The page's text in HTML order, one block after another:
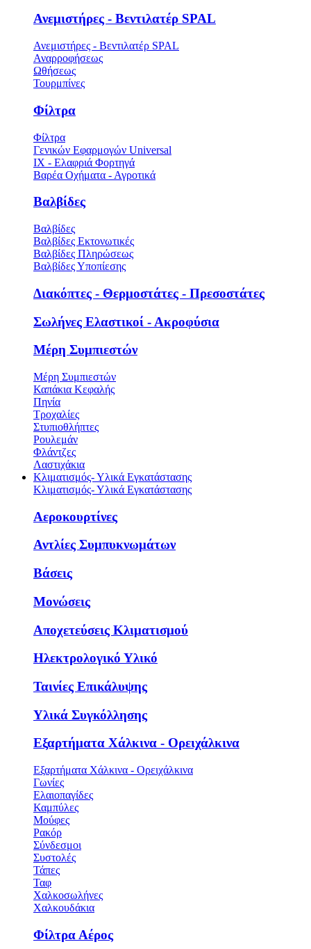
Ανεμιστήρες - Βεντιλατέρ SPAL
Ανεμιστήρες - Βεντιλατέρ SPAL
Αναρροφήσεως
Ωθήσεως
Τουρμπίνες
Φίλτρα
Φίλτρα
Γενικών Εφαρμογών Universal
ΙΧ - Ελαφριά Φορτηγά
Βαρέα Οχήματα - Αγροτικά
Βαλβίδες
Βαλβίδες
Βαλβίδες Εκτονωτικές
Βαλβίδες Πληρώσεως
Βαλβίδες Υποπίεσης
Διακόπτες - Θερμοστάτες - Πρεσοστάτες
Σωλήνες Ελαστικοί - Ακροφύσια
Μέρη Συμπιεστών
Μέρη Συμπιεστών
Καπάκια Κεφαλής
Πηνία
Τροχαλίες
Στυπιοθλήπτες
Ρουλεμάν
Φλάντζες
Λαστιχάκια
Κλιματισμός- Υλικά Εγκατάστασης
Κλιματισμός- Υλικά Εγκατάστασης
Αεροκουρτίνες
Αντλίες Συμπυκνωμάτων
Βάσεις
Μονώσεις
Αποχετεύσεις Κλιματισμού
Ηλεκτρολογικό Υλικό
Ταινίες Επικάλυψης
Υλικά Συγκόλλησης
Εξαρτήματα Χάλκινα - Ορειχάλκινα
Εξαρτήματα Χάλκινα - Ορειχάλκινα
Γωνίες
Ελαιοπαγίδες
Καμπύλες
Μούφες
Ρακόρ
Σύνδεσμοι
Συστολές
Τάπες
Ταφ
Χαλκοσωλήνες
Χαλκουδάκια
Φίλτρα Αέρος